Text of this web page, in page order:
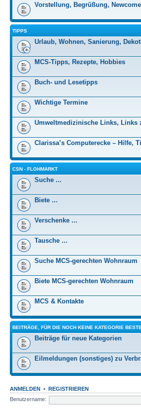
Vorstellung, Begrüßung,
TIPPS
Urlaub, Wohnen, Sanierung,
MCS-Tipps, Rezepte, Hobbies
Buch- und Lesetipps
Wichtige Termine
Umweltmedizinische Links, Links
Clarissa’s Computerecke – Hilfe,
CSN - FLOHMARKT
Suche ...
Biete ...
Verschenke ...
Tausche ...
Suche MCS-gerechten Wohnraum
Biete MCS-gerechten Wohnraum
MCS & Kontakte
BEITRÄGE, FÜR DIE NOCH KEINE KATEGORIE
Beiträge für neue Kategorien
Eilmeldungen (sonstiges) zu
ANMELDEN • REGISTRIEREN
Benutzername: